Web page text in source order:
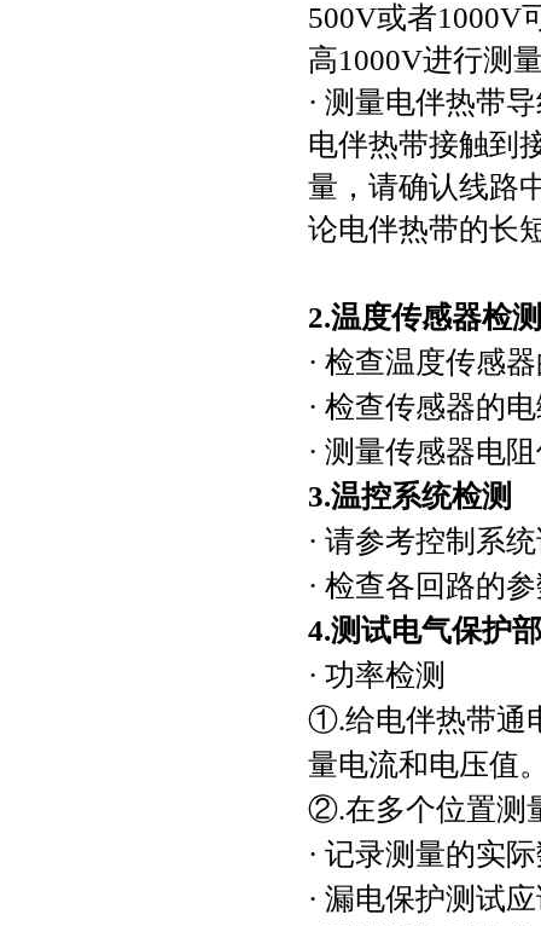
500V或者1000V
高1000V进行测
· 测量电伴热带
电伴热带接触到
量，请确认线路
论电伴热带的长
2.温度传感器检测
· 检查温度传感
· 检查传感器的
· 测量传感器电
3.温控系统检测
· 请参考控制系
· 检查各回路的
4.测试电气保护
· 功率检测
①.给电伴热带通
量电流和电压值
②.在多个位置测
· 记录测量的实
· 漏电保护测试